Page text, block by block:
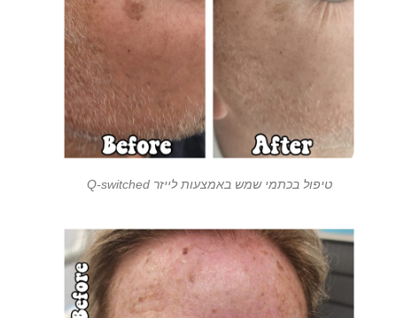
טיפול בכתמי שמש באמצעות לייזר Q-switched